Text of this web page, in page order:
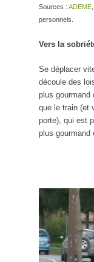
Sources : ADEME
personnels.
Vers la
Se déplacer
découle des
plus gourmand
que le train (et
porte), qui est
plus